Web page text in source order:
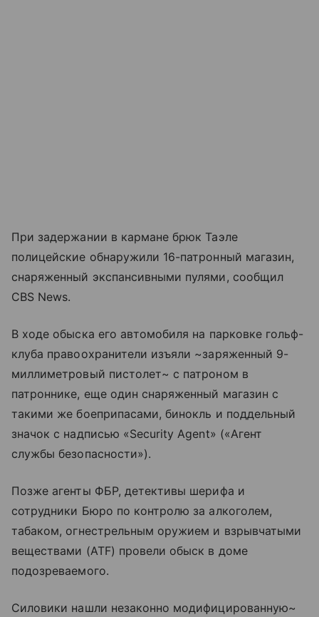
При задержании в кармане брюк Таэле
полицейские обнаружили 16-патронный магазин,
снаряженный экспансивными пулями, сообщил
CBS News.
В ходе обыска его автомобиля на парковке гольф-
клуба правоохранители изъяли ~заряженный 9-
миллиметровый пистолет~ с патроном в
патроннике, еще один снаряженный магазин с
такими же боеприпасами, бинокль и поддельный
значок с надписью «Security Agent» («Агент
службы безопасности»).
Позже агенты ФБР, детективы шерифа и
сотрудники Бюро по контролю за алкоголем,
табаком, огнестрельным оружием и взрывчатыми
веществами (ATF) провели обыск в доме
подозреваемого.
Силовики нашли незаконно модифицированную~